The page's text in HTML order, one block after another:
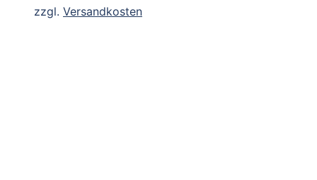
zzgl. Versandkosten